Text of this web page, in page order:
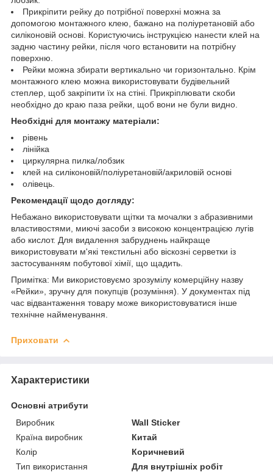
Прикріпити рейку до потрібної поверхні можна за
допомогою монтажного клею, бажано на поліуретановій або
силіконовій основі. Користуючись інструкцією нанести клей на
задню частину рейки, після чого встановити на потрібну
поверхню.
Рейки можна збирати вертикально чи горизонтально. Крім
монтажного клею можна використовувати будівельний
степлер, щоб закріпити їх на стіні. Прикріплювати скоби
необхідно до краю паза рейки, щоб вони не були видно.
Необхідні для монтажу матеріали:
рівень
лінійка
циркулярна пилка/лобзик
клей на силіконовій/поліуретановій/акриловій основі
олівець.
Рекомендації щодо догляду:
Небажано використовувати щітки та мочалки з абразивними
властивостями, миючі засоби з високою концентрацією лугів
або кислот. Для видалення забруднень найкраще
використовувати м'які текстильні або віскозні серветки із
застосуванням побутової хімії, що щадить.
Примітка: Ми використовуємо зрозумілу комерційну назву
«Рейки», зручну для покупців (розуміння). У документах під
час відвантаження товару може використовуватися інше
технічне найменування.
Приховати
Характеристики
Основні атрибути
Виробник
Wall Sticker
Країна виробник
Китай
Колір
Коричневий
Тип використання
Для внутрішніх робіт